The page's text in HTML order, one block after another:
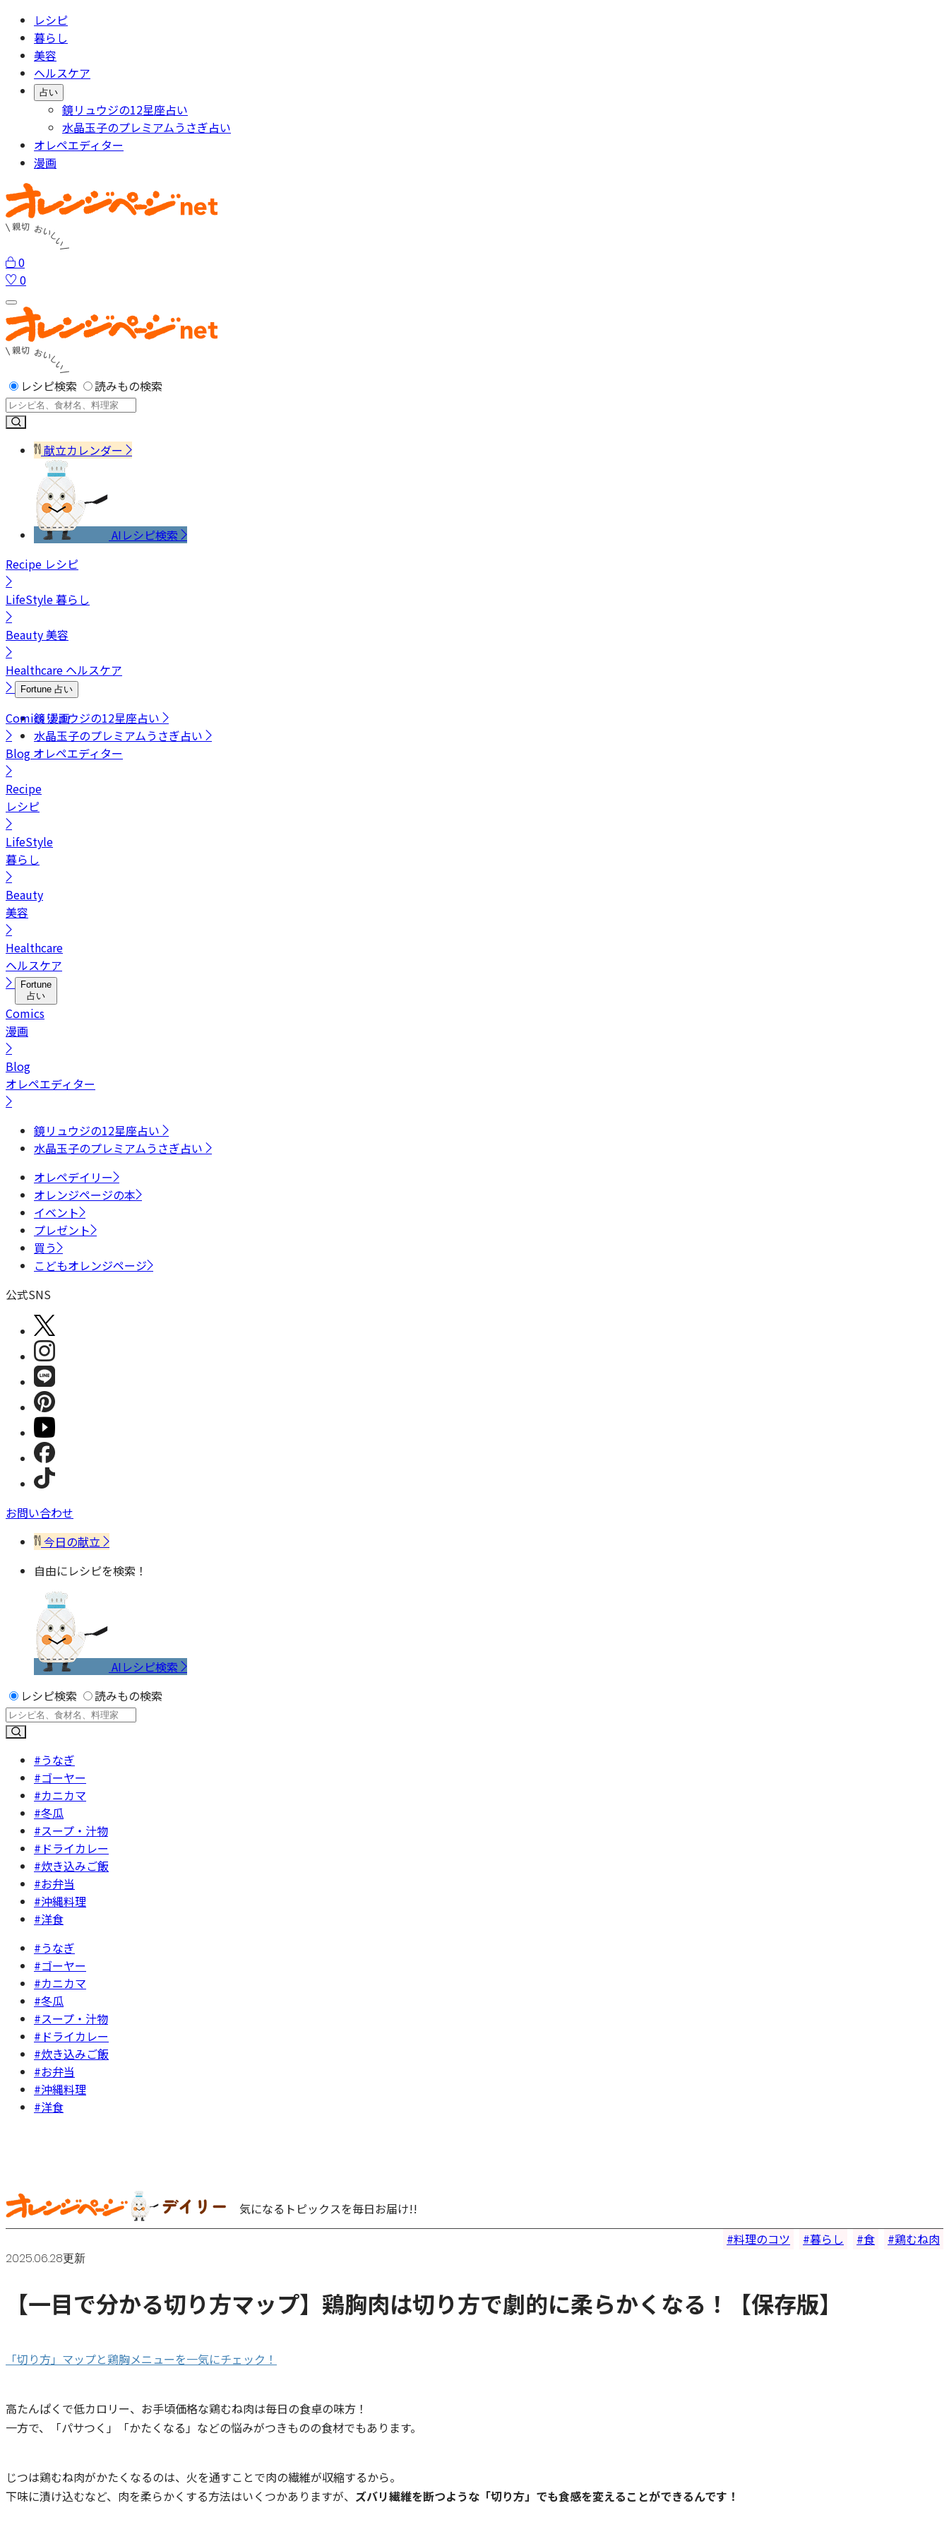
レシピ
暮らし
美容
ヘルスケア
占い
鏡リュウジの12星座占い
水晶玉子のプレミアムうさぎ占い
オレペエディター
漫画
0
0
レシピ検索 読みもの検索
献立カレンダー
AIレシピ検索
Recipe レシピ
LifeStyle暮らし
Beauty美容
Healthcare ヘルスケア
Fortune 占い
鏡リュウジの12星座占い
水晶玉子のプレミアムうさぎ占い
Comics漫画
Blog オレペエディター
Recipe
レシピ
LifeStyle
暮らし
Beauty
美容
Healthcare
ヘルスケア
Fortune
占い
Comics
漫画
Blog
オレペエディター
鏡リュウジの12星座占い
水晶玉子のプレミアムうさぎ占い
オレペデイリー
オレンジページの本
イベント
プレゼント
買う
こどもオレンジページ
公式SNS
お問い合わせ
今日の献立
自由にレシピを検索！
AIレシピ検索
レシピ検索
読みもの検索
#うなぎ
#ゴーヤー
#カニカマ
#冬瓜
#スープ・汁物
#ドライカレー
#炊き込みご飯
#お弁当
#沖縄料理
#洋食
#うなぎ
#ゴーヤー
#カニカマ
#冬瓜
#スープ・汁物
#ドライカレー
#炊き込みご飯
#お弁当
#沖縄料理
#洋食
気になるトピックスを毎日お届け!!
料理のコツ
暮らし 食 鶏むね肉
2025.06.28更新
【一目で分かる切り方マップ】鶏胸肉は切り方で劇的に柔らかくなる！【保存版】
「切り方」マップと鶏胸メニューを一気にチェック！
高たんぱくで低カロリー、お手頃価格な鶏むね肉は毎日の食卓の味方！
一方で、「パサつく」「かたくなる」などの悩みがつきものの食材でもあります。
じつは鶏むね肉がかたくなるのは、火を通すことで肉の繊維が収縮するから。
下味に漬け込むなど、肉を柔らかくする方法はいくつかありますが、 ズバリ繊維を断つような「切り方」でも食感を変えることができるんです！